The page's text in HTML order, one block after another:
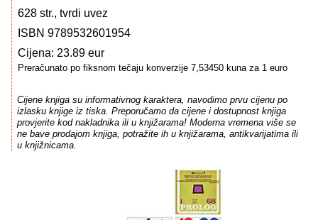
628 str., tvrdi uvez
ISBN 9789532601954
Cijena: 23.89 eur
Preračunato po fiksnom tečaju konverzije 7,53450 kuna za 1 euro
Cijene knjiga su informativnog karaktera, navodimo prvu cijenu po
izlasku knjige iz tiska. Preporučamo da cijene i dostupnost knjiga
provjerite kod nakladnika ili u knjižarama! Moderna vremena više se
ne bave prodajom knjiga, potražite ih u knjižarama, antikvarijatima ili
u knjižnicama.